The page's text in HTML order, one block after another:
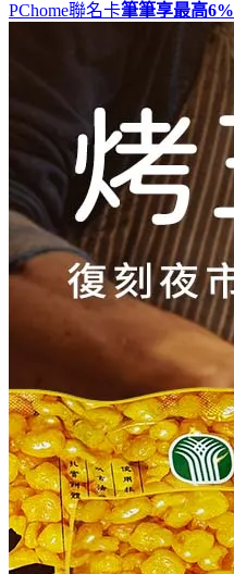
PChome聯名卡筆筆享最高6%